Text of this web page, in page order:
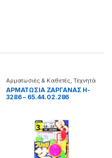
Αρματωσιές & Καθετές Τεχνητά
δολώματα
ΑΡΜΑΤΩΣΙΑ ΖΑΡΓΑΝΑΣ H-
3286 – 65.44.02.286